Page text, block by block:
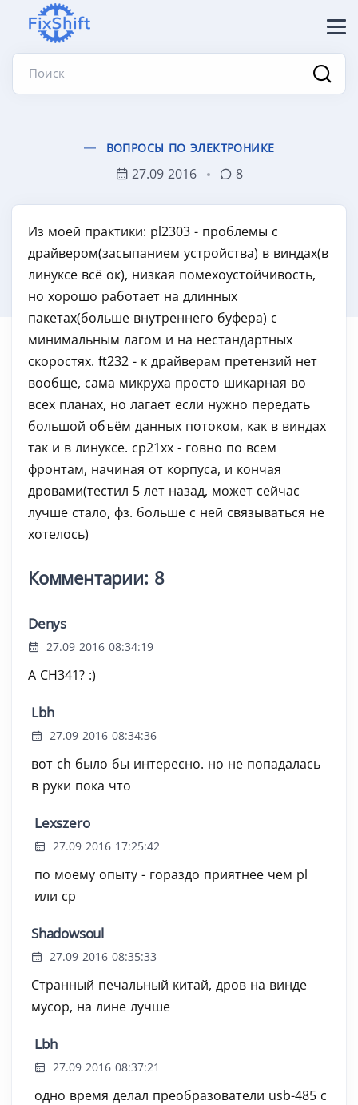
Поиск
ВОПРОСЫ ПО ЭЛЕКТРОНИКЕ
27.09 2016 8
Из моей практики: pl2303 - проблемы с
драйвером(засыпанием устройства) в виндах(в
линуксе всё ок), низкая помехоустойчивость,
но хорошо работает на длинных
пакетах(больше внутреннего буфера) с
минимальным лагом и на нестандартных
скоростях. ft232 - к драйверам претензий нет
вообще, сама микруха просто шикарная во
всех планах, но лагает если нужно передать
большой объём данных потоком, как в виндах
так и в линуксе. cp21xx - говно по всем
фронтам, начиная от корпуса, и кончая
дровами(тестил 5 лет назад, может сейчас
лучше стало, фз. больше с ней связываться не
хотелось)
Комментарии: 8
Denys
27.09 2016 08:34:19
А CH341? :)
Lbh
27.09 2016 08:34:36
вот ch было бы интересно. но не попадалась
в руки пока что
Lexszero
27.09 2016 17:25:42
по моему опыту - гораздо приятнее чем pl
или cp
Shadowsoul
27.09 2016 08:35:33
Странный печальный китай, дров на винде
мусор, на лине лучше
Lbh
27.09 2016 08:37:21
одно время делал преобразователи usb-485 c